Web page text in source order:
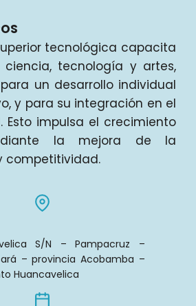
tecnológica capacita
tecnología y artes,
un desarrollo individual
y para su integración en el
Esto impulsa el crecimiento
la mejora de la
competitividad.
S/N – Pampacruz –
– provincia Acobamba –
Huancavelica